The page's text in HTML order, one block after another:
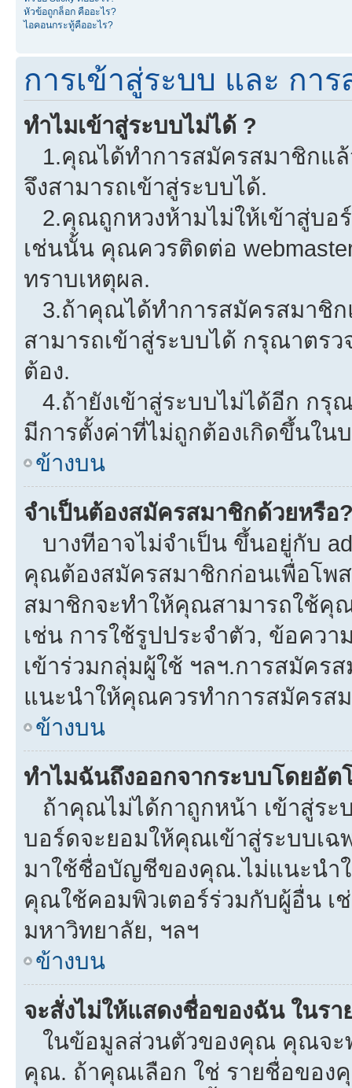
หัวข้อถูกล็อก คืออะไร?
ไอคอนกระทู้คืออะไร?
การเข้าสู่ระบบ และ กา
ทำไมเข้าสู่ระบบไม่ได้ ?
1.คุณได้ทำการสมัครสมาชิกแ
จึงสามารถเข้าสู่ระบบได้.
2.คุณถูกหวงห้ามไม่ให้เข้าสู่บอ
เช่นนั้น คุณควรติดต่อ
ทราบเหตุผล.
3.ถ้าคุณได้ทำการสมัครสมาชิ
สามารถเข้าสู่ระบบได้ กรุณาตรว
ต้อง.
4.ถ้ายังเข้าสู่ระบบไม่ได้อีก กรุ
มีการตั้งค่าที่ไม่ถูกต้องเกิดขึ้นใน
ข้างบน
จำเป็นต้องสมัครสมาชิกด้วยหรือ
บางทีอาจไม่จำเป็น ขึ้นอยู่กับ
คุณต้องสมัครสมาชิกก่อนเพื่อโพ
สมาชิกจะทำให้คุณสามารถใช้คุ
เช่น การใช้รูปประจำตัว, ข้อคว
เข้าร่วมกลุ่มผู้ใช้ ฯลฯ.การสมัคร
แนะนำให้คุณควรทำการสมัครส
ข้างบน
ทำไมฉันถึงออกจากระบบโดยอัต
ถ้าคุณไม่ได้กาถูกหน้า เข้าสู่ระ
บอร์ดจะยอมให้คุณเข้าสู่ระบบเ
มาใช้ชื่อบัญชีของคุณ.ไม่แนะนำ
คุณใช้คอมพิวเตอร์ร่วมกับผู้อื่น เ
มหาวิทยาลัย, ฯลฯ
ข้างบน
จะสั่งไม่ให้แสดงชื่อของฉัน ในร
ในข้อมูลส่วนตัวของคุณ คุณจะ
คุณ. ถ้าคุณเลือก ใช่ รายชื่อของ